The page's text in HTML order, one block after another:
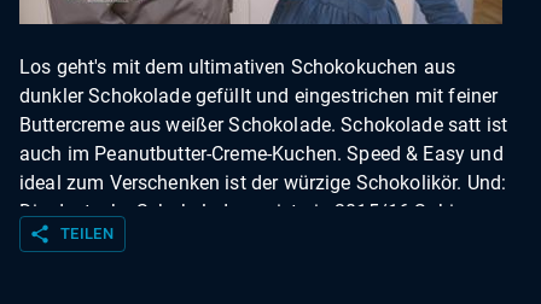
Los geht's mit dem ultimativen Schokokuchen aus
dunkler Schokolade gefüllt und eingestrichen mit feiner
Buttercreme aus weißer Schokolade. Schokolade satt ist
auch im Peanutbutter-Creme-Kuchen. Speed & Easy und
ideal zum Verschenken ist der würzige Schokolikör. Und:
Die deutsche Schokoladenmeisterin 2015/16 Sabine
Dubenkropp zeigt Enie ihren preisgekrönten Kuchen "7.
share TEILEN